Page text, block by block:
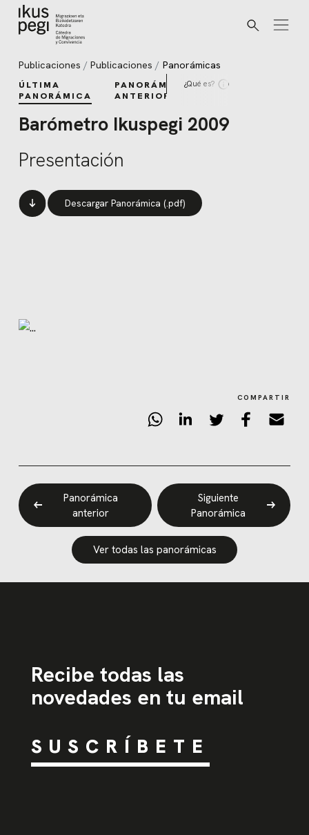
Ir directamente al contenido
Buscar
Publicaciones Publicaciones Panorámicas
ÚLTIMA
PANORÁMICA
PANORÁMICAS
ANTERIORES
¿Qué es?
Barómetro Ikuspegi 2009
Presentación
Descargar Panorámica (.pdf)
COMPARTIR
Panorámica
anterior
Siguiente
Panorámica
Ver todas las panorámicas
Recibe todas las
novedades en tu email
SUSCRÍBETE